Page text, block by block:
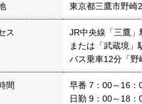
東京都三鷹市野崎
ス
JR中央線「三鷹
または「武蔵境
バス乗車12分「野
間
早番 7：00～16：
日勤 9：00～18：